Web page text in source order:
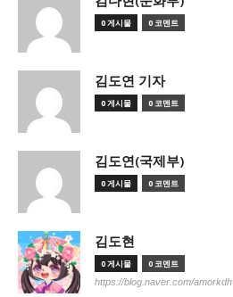
0 게시물 0 코멘트
김도연 기자
0 게시물 0 코멘트
김도연(국제부)
0 게시물 0 코멘트
김도현
0 게시물 0 코멘트
https://blog.naver.com/amorkdh